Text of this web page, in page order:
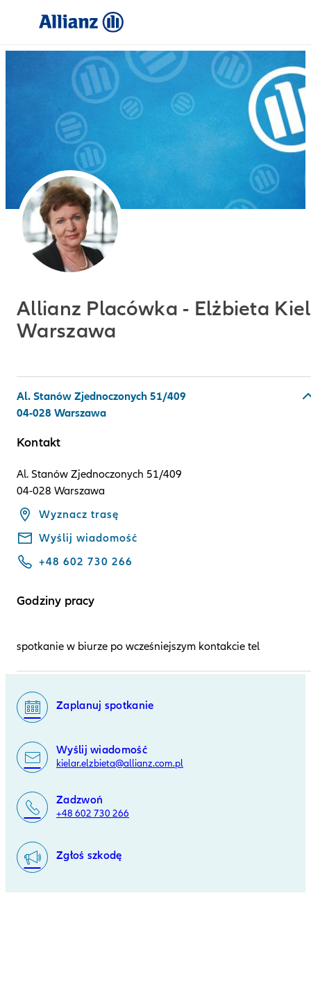
Allianz Placówka - Elżbieta
Warszawa
Al. Stanów Zjednoczonych 51/409
04-028 Warszawa
Kontakt
Al. Stanów Zjednoczonych 51/409
04-028 Warszawa
Wyznacz trasę
Wyślij wiadomość
+48 602 730 266
Godziny pracy
spotkanie w biurze po wcześniejszym kontakcie tel
Zaplanuj spotkanie
Wyślij wiadomość
kielar.elzbieta@allianz.com.pl
Zadzwoń
+48 602 730 266
Zgłoś szkodę